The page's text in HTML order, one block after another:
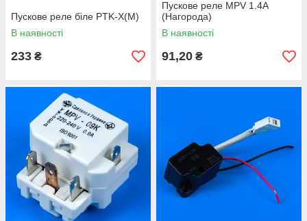
Пускове реле біле PTK-X(М)
В наявності
233 ₴
Пускове реле MPV 1.4A
(Нагорода)
В наявності
91,20 ₴